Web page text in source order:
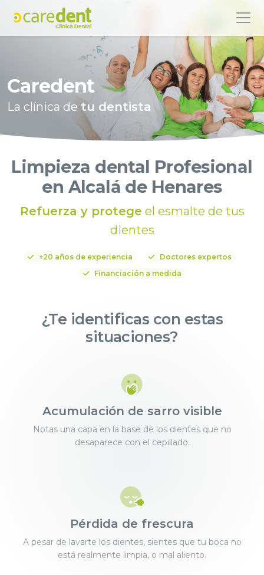
Caredent
La clínica de tu dentista
Limpieza dental Profesional
en Alcalá de Henares
Refuerza y protege el esmalte de tus
dientes
+20 años de experiencia
Doctores expertos
Financiación a medida
¿Te identificas con estas
situaciones?
Acumulación de sarro visible
Notas una capa en la base de los dientes que no
desaparece con el cepillado.
Pérdida de frescura
A pesar de lavarte los dientes, sientes que tu boca no
está realmente limpia, o mal aliento.